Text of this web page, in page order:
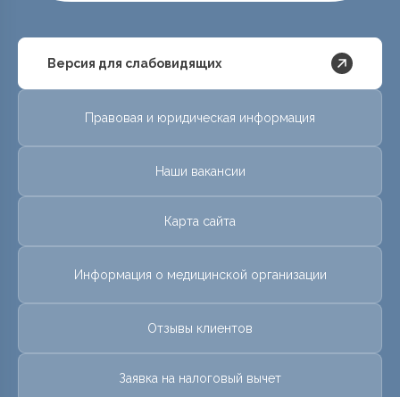
Версия для слабовидящих
Правовая и юридическая информация
Наши вакансии
Карта сайта
Информация о медицинской организации
Отзывы клиентов
Заявка на налоговый вычет